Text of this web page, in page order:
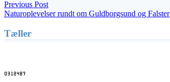
Indlægsnavigation
Previous Post
Previous
Naturoplevelser rundt om Guldborgsund og Falster
Tæller